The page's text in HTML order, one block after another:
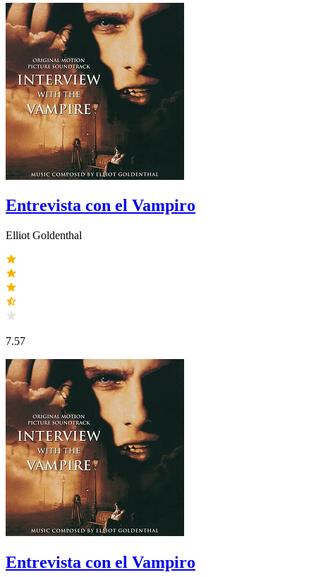
Entrevista con el Vampiro
Elliot Goldenthal
7.57
Entrevista con el Vampiro